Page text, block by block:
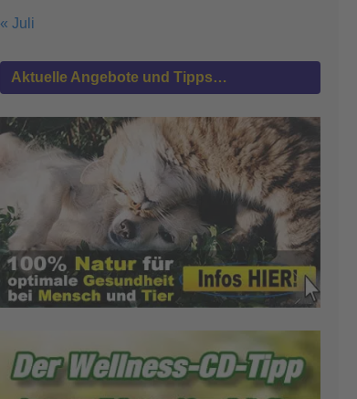
« Juli
Aktuelle Angebote und Tipps…